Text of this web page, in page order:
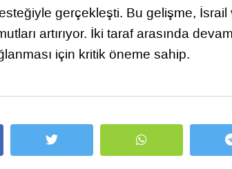
gerçekleşti. Bu gelişme,
artırıyor. İki taraf arasında
için kritik öneme sahip.